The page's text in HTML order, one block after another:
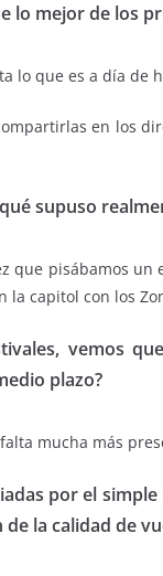
lo mejor de los
lo que es a día de
en los
supuso
que pisábamos
la capitol con los
vemos
plazo?
mucha más
por el
la calidad de